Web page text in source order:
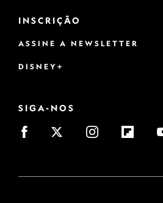
INSCRIÇÃO
ASSINE A NEWSLETTER
DISNEY+
SIGA-NOS